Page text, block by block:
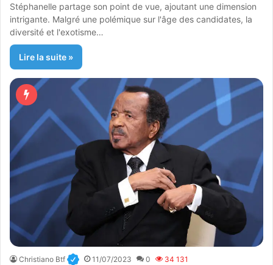
Stéphanelle partage son point de vue, ajoutant une dimension
intrigante. Malgré une polémique sur l'âge des candidates, la
diversité et l'exotisme…
Lire la suite »
Christiano Btf 11/07/2023 0 34 131